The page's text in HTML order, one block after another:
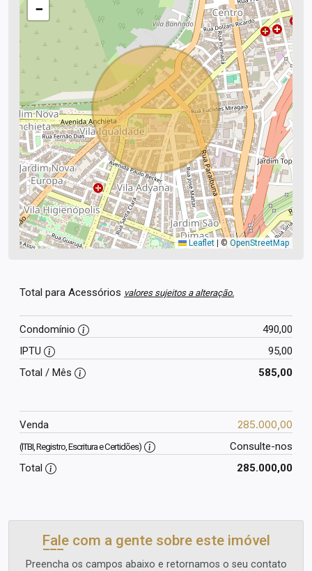
−
Leaflet © OpenStreetMap
Total para Acessórios valores sujeitos a alteração.
Condomínio
490,00
IPTU
95,00
Total / Mês
585,00
Venda 285.000,00
(ITBI, Registro, Escritura e Certidões)
Consulte-nos
Total
285.000,00
Fale com a gente sobre este imóvel
Preencha os campos abaixo e retornamos o seu contato